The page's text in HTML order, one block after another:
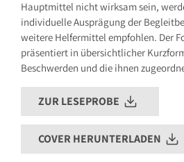
Hauptmittel nicht wirksam sein,
individuelle Ausprägung der
weitere Helfermittel empfohlen. Der
präsentiert in übersichtlicher
Beschwerden und die ihnen
ZUR LESEPROBE
COVER HERUNTERLADEN